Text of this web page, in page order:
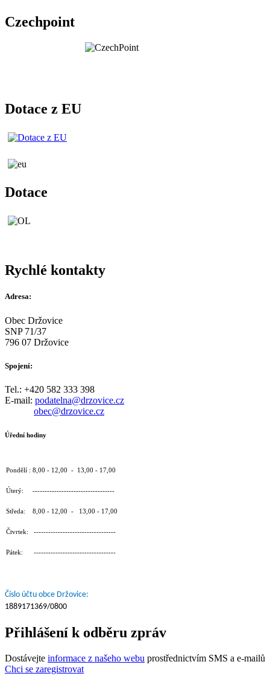
Czechpoint
Dotace z EU
Dotace
Rychlé kontakty
Adresa:
Obec Držovice
SNP 71/37
796 07 Držovice
Spojení:
Tel.: +420 582 333 398
E-mail: podatelna@drzovice.cz
obec@drzovice.cz
Úřední hodiny
Pondělí : 8,00 - 12,00 - 13,00 - 17,00
Úterý: ----------------------------------
Středa: 8,00 - 12,00 - 13,00 - 17,00
Čtvrtek: ----------------------------------
Pátek: ----------------------------------
Číslo účtu obce Držovice:
1889171369/0800
Přihlášení k odběru zpráv
Dostávejte informace z našeho webu prostřednictvím SMS a e-mailů
Chci se zaregistrovat